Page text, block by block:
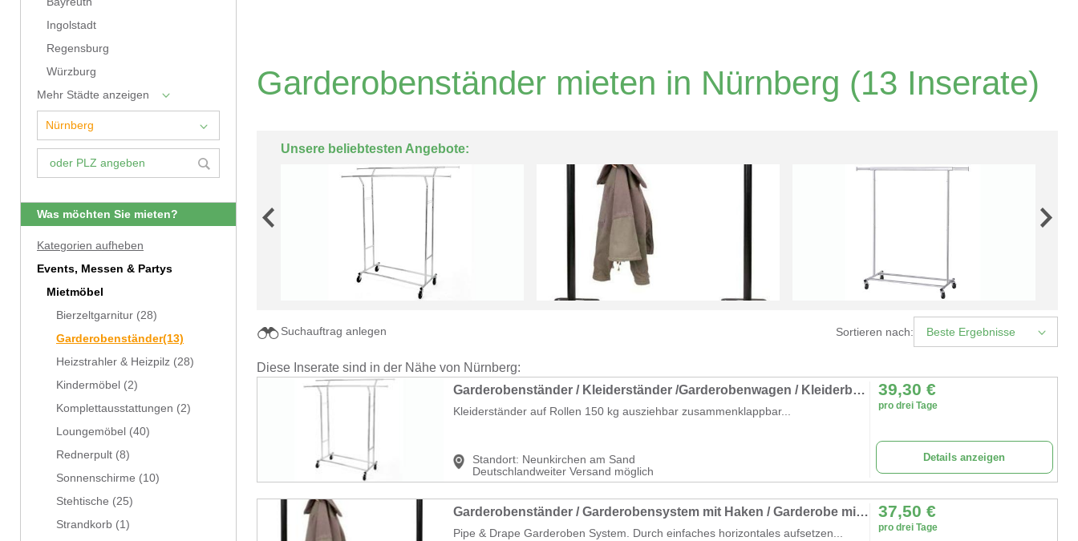
Ingolstadt
Regensburg
Würzburg
Mehr Städte anzeigen
Was möchten Sie mieten?
Kategorien aufheben
Events, Messen & Partys
Mietmöbel
Bierzeltgarnitur (28)
Garderobenständer(13)
Heizstrahler & Heizpilz (28)
Kindermöbel (2)
Komplettausstattungen (2)
Loungemöbel (40)
Rednerpult (8)
Sonnenschirme (10)
Stehtische (25)
Strandkorb (1)
Garderobenständer mieten in Nürnberg (13 Inserate)
Unsere beliebtesten Angebote:
Sortieren nach: Beste Ergebnisse
Suchauftrag anlegen
Diese Inserate sind in der Nähe von Nürnberg:
Garderobenständer / Kleiderständer /Garderobenwagen / Kleiderbügel / Holzkleiderbügel
Kleiderständer auf Rollen 150 kg ausziehbar zusammenklappbar...
Standort: Neunkirchen am Sand
Deutschlandweiter Versand möglich
39,30 €
pro drei Tage
Details anzeigen
Garderobenständer / Garderobensystem mit Haken / Garderobe mit Pipe & Drape
Pipe & Drape Garderoben System. Durch einfaches horizontales aufsetzen...
37,50 €
pro drei Tage